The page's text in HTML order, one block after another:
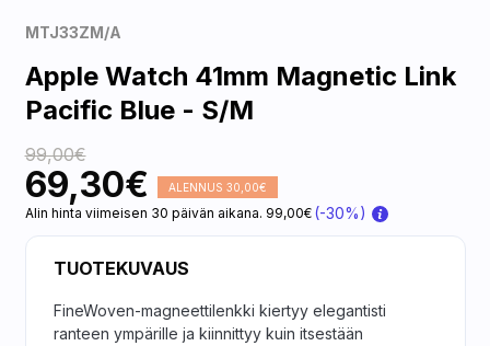
MTJ33ZM/A
Apple Watch 41mm Magnetic Link
Pacific Blue - S/M
99,00€
69,30€ ALENNUS 30,00€
Alin hinta viimeisen 30 päivän aikana. 99,00€ (-30%)
TUOTEKUVAUS
FineWoven-magneettilenkki kiertyy elegantisti
ranteen ympärille ja kiinnittyy kuin itsestään